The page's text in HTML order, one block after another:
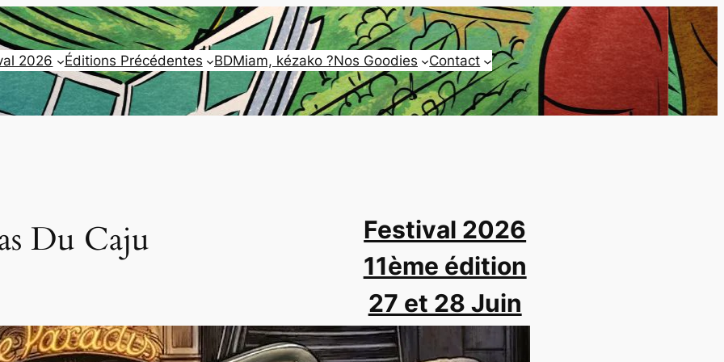
2026 Éditions Précédentes BDMiam, kézako ?Nos Goodies Contact
Du Caju
Festival 2026
11ème édition
27 et 28 Juin
Fareins (01)